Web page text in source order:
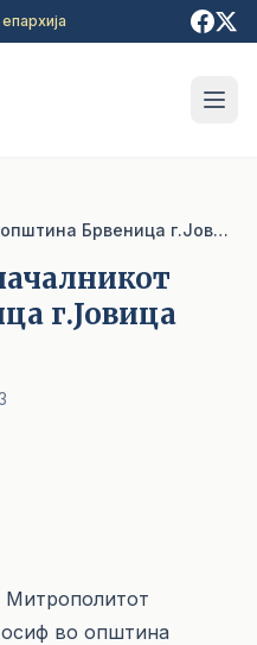
Cредба со градоначалникот општина Брвеница г.Јовица Илиевски
г.Јовица
Митрополитот
во општина